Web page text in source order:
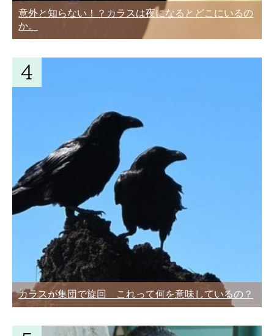
意外と知らない！？カラスは夜になるとどこにいるの
か。
カラスが集団で旋回 これって何を意味しているの？